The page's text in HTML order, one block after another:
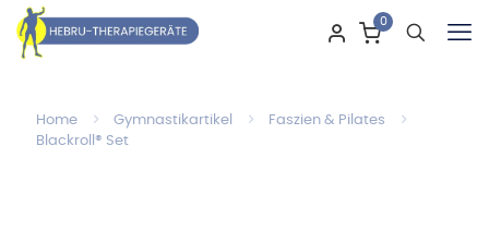
0
Home Gymnastikartikel
Faszien & Pilates
Blackroll® Set